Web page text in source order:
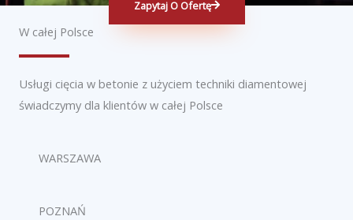
Zapytaj O Ofertę
W całej Polsce
Usługi cięcia w betonie z użyciem techniki diamentowej
świadczymy dla klientów w całej Polsce
WARSZAWA
POZNAŃ